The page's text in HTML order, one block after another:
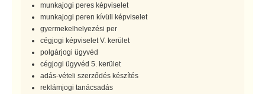
munkajogi peres képviselet
munkajogi peren kívüli képviselet
gyermekelhelyezési per
cégjogi képviselet V. kerület
polgárjogi ügyvéd
cégjogi ügyvéd 5. kerület
adás-vételi szerződés készítés
reklámjogi tanácsadás